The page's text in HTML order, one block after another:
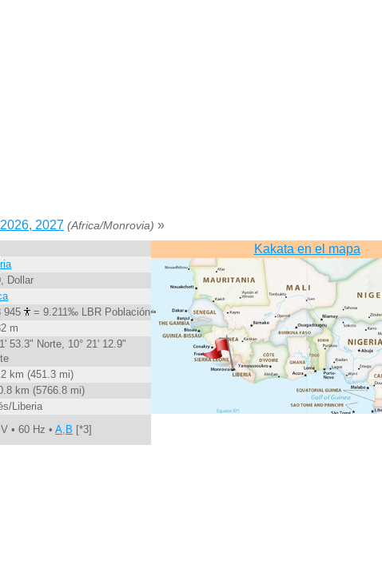
2027 (Africa/Monrovia) »
Dollar
945
= 9.211‰ LBR Población
m
53.3" Norte, 10° 21' 12.9"
km (451.3 mi)
km (5766.8 mi)
Liberia
• 60 Hz • A,B [*3]
Kakata en el mapa